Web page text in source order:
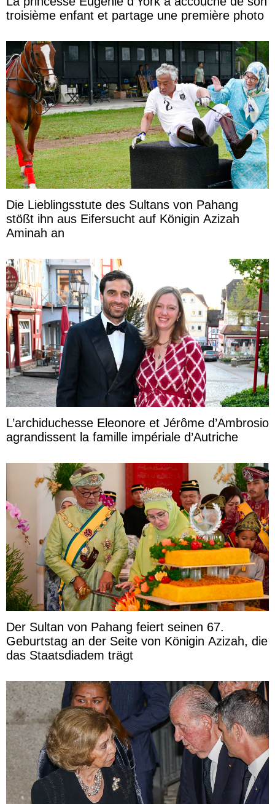
troisième enfant et partage une première photo
Die Lieblingsstute des Sultans von Pahang
stößt ihn aus Eifersucht auf Königin Azizah
Aminah an
L’archiduchesse Eleonore et Jérôme d’Ambrosio
agrandissent la famille impériale d’Autriche
Der Sultan von Pahang feiert seinen 67.
Geburtstag an der Seite von Königin Azizah, die
das Staatsdiadem trägt